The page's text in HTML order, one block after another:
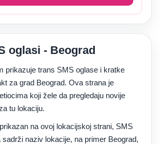
oglasi - Beograd
prikazuje trans SMS oglase i kratke
za grad Beograd. Ova strana je
koji žele da pregledaju novije
tu lokaciju.
na ovoj lokacijskoj strani, SMS
sadrži naziv lokacije, na primer Beograd,